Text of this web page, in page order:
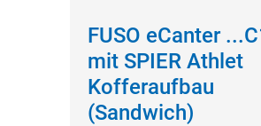
FUSO eCanter
mit SPIER Athlet
Kofferaufbau
(Sandwich)